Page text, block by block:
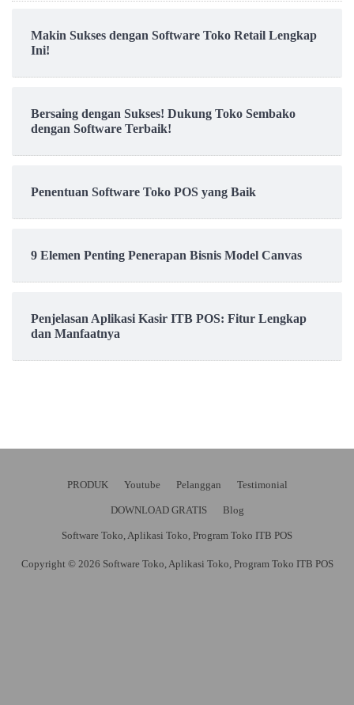
Makin Sukses dengan Software Toko Retail Lengkap
Ini!
Bersaing dengan Sukses! Dukung Toko Sembako
dengan Software Terbaik!
Penentuan Software Toko POS yang Baik
9 Elemen Penting Penerapan Bisnis Model Canvas
Penjelasan Aplikasi Kasir ITB POS: Fitur Lengkap
dan Manfaatnya
PRODUK Youtube Pelanggan Testimonial
DOWNLOAD GRATIS Blog
Software Toko, Aplikasi Toko, Program Toko ITB POS
Copyright © 2026 Software Toko, Aplikasi Toko, Program Toko ITB POS